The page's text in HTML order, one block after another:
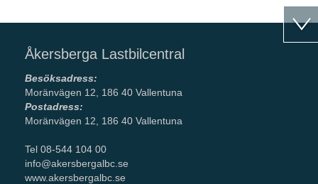
Åkersberga Lastbilcentral
Besöksadress:
Moränvägen 12, 186 40 Vallentuna
Postadress:
Moränvägen 12, 186 40 Vallentuna
Tel 08-544 104 00
info@akersbergalbc.se
www.akersbergalbc.se